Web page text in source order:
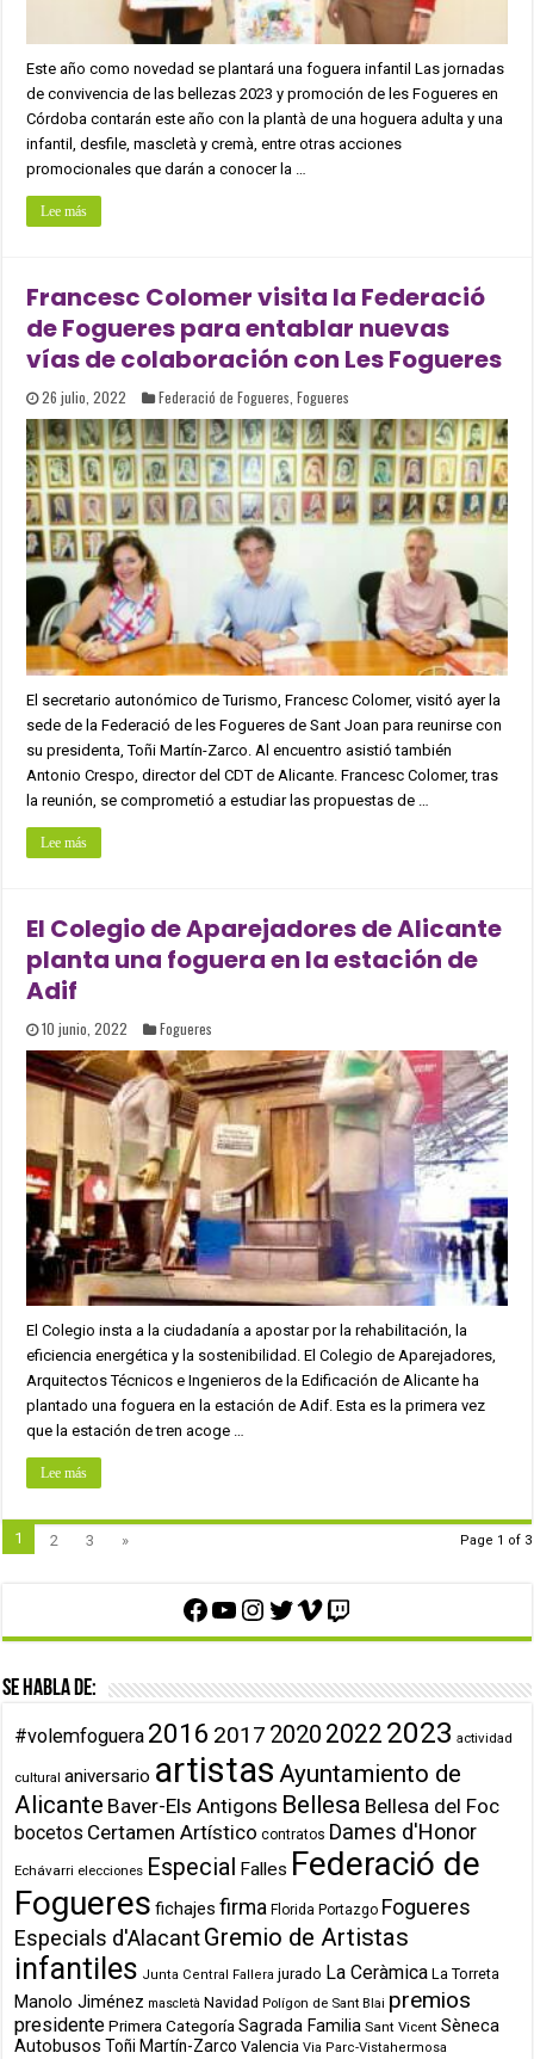
Este año como novedad se plantará una foguera infantil Las jornadas
de convivencia de las bellezas 2023 y promoción de les Fogueres en
Córdoba contarán este año con la plantà de una hoguera adulta y una
infantil, desfile, mascletà y cremà, entre otras acciones
promocionales que darán a conocer la …
Lee más
Francesc Colomer visita la Federació
de Fogueres para entablar nuevas
vías de colaboración con Les Fogueres
26 julio, 2022 Federació de Fogueres ,Fogueres
El secretario autonómico de Turismo, Francesc Colomer, visitó ayer la
sede de la Federació de les Fogueres de Sant Joan para reunirse con
su presidenta, Toñi Martín-Zarco. Al encuentro asistió también
Antonio Crespo, director del CDT de Alicante. Francesc Colomer, tras
la reunión, se comprometió a estudiar las propuestas de …
Lee más
El Colegio de Aparejadores de Alicante
planta una foguera en la estación de
Adif
10 junio, 2022 Fogueres
El Colegio insta a la ciudadanía a apostar por la rehabilitación, la
eficiencia energética y la sostenibilidad. El Colegio de Aparejadores,
Arquitectos Técnicos e Ingenieros de la Edificación de Alicante ha
plantado una foguera en la estación de Adif. Esta es la primera vez
que la estación de tren acoge …
Lee más
Page 1 of 3
1 2 3 »
Facebook
YouTube
Instagram
Twitter
Vimeo
Twitch
Se habla de:
#volemfoguera 2016 2017 2020 2022 2023 actividad
cultural aniversario artistas Ayuntamiento de
Alicante Baver-Els Antigons Bellesa Bellesa del Foc
bocetos Certamen Artístico contratos Dames d'Honor
Echávarri elecciones Especial Falles Federació de
Fogueres fichajes firma Florida Portazgo Fogueres
Especials d'AlacantGremio de Artistas
infantiles Junta Central Fallera jurado La Ceràmica La Torreta
Manolo Jiménez mascletà Navidad Polígon de Sant Blai premios
presidente Primera Categoría Sagrada Familia Sant Vicent Sèneca
Autobusos Toñi Martín-Zarco Valencia Via Parc-Vistahermosa